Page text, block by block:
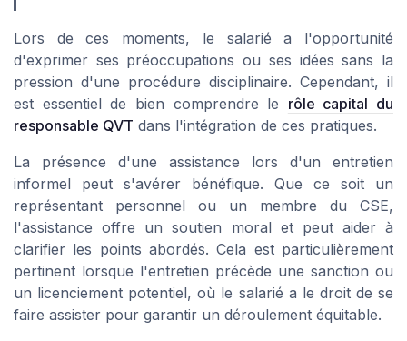
Lors de ces moments, le salarié a l'opportunité
d'exprimer ses préoccupations ou ses idées sans la
pression d'une procédure disciplinaire. Cependant, il
est essentiel de bien comprendre le rôle capital du
responsable QVT dans l'intégration de ces pratiques.
La présence d'une assistance lors d'un entretien
informel peut s'avérer bénéfique. Que ce soit un
représentant personnel ou un membre du CSE,
l'assistance offre un soutien moral et peut aider à
clarifier les points abordés. Cela est particulièrement
pertinent lorsque l'entretien précède une sanction ou
un licenciement potentiel, où le salarié a le droit de se
faire assister pour garantir un déroulement équitable.